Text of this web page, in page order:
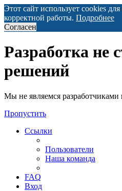
Этот сайт использует cookies
корректной работы. Подробнее
Согласен
Разработка не
решений
Мы не являемся
Пропустить
Ссылки
Пользователи
Наша команда
FAQ
Вход